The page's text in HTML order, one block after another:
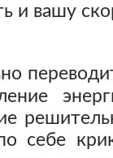
и вашу
себе